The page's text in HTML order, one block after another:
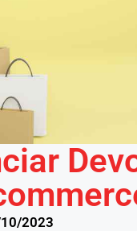
2023